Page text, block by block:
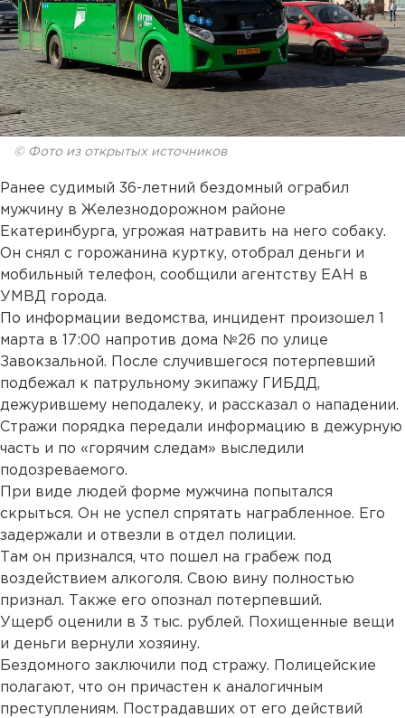
© Фото из открытых источников
Ранее судимый 36-летний бездомный ограбил
мужчину в Железнодорожном районе
Екатеринбурга, угрожая натравить на него собаку.
Он снял с горожанина куртку, отобрал деньги и
мобильный телефон, сообщили агентству ЕАН в
УМВД города.
По информации ведомства, инцидент произошел 1
марта в 17:00 напротив дома №26 по улице
Завокзальной. После случившегося потерпевший
подбежал к патрульному экипажу ГИБДД,
дежурившему неподалеку, и рассказал о нападении.
Стражи порядка передали информацию в дежурную
часть и по «горячим следам» выследили
подозреваемого.
При виде людей форме мужчина попытался
скрыться. Он не успел спрятать награбленное. Его
задержали и отвезли в отдел полиции.
Там он признался, что пошел на грабеж под
воздействием алкоголя. Свою вину полностью
признал. Также его опознал потерпевший.
Ущерб оценили в 3 тыс. рублей. Похищенные вещи
и деньги вернули хозяину.
Бездомного заключили под стражу. Полицейские
полагают, что он причастен к аналогичным
преступлениям. Пострадавших от его действий